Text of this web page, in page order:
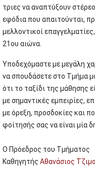
τριες να αναπτύξουν
εφόδια που απαιτούνται,
μελλοντικοί
21ου αιώνα.
Υποδεχόμαστε με μεγάλη
να σπουδάσετε στο Τμήμα
ότι το ταξίδι της μάθησης
με σημαντικές εμπειρίες,
με όρεξη, προσδοκίες και
φοίτησής σας να είναι μία
Ο Πρόεδρος του Τμήματος
ΚαθηγητήςΑθανάσιος